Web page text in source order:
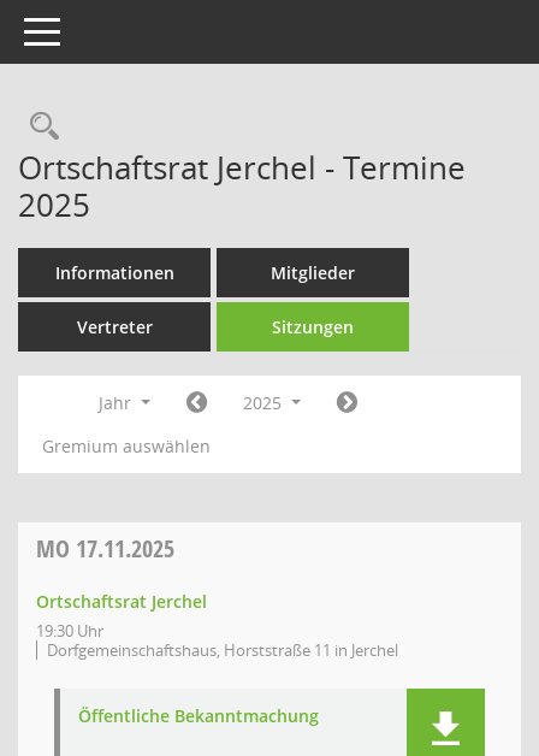
Toggle navigation
Rechercheauswahl
Ortschaftsrat Jerchel - Termine
2025
Informationen Mitglieder
Vertreter Sitzungen
Jahr
2025
Gremium auswählen
MO 17.11.2025
Ortschaftsrat Jerchel
19:30 Uhr
Dorfgemeinschaftshaus, Horststraße 11 in Jerchel
Öffentliche Bekanntmachung